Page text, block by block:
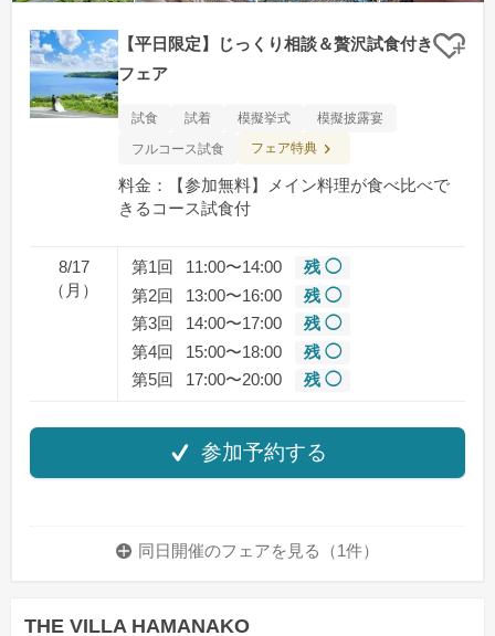
【平日限定】じっくり相談＆贅沢試食付き
フェア
クリ
試食 試着 模擬挙式
模擬披露宴
フルコース試食
フェア特典
料金：【参加無料】メイン料理が食べ比べで
きるコース試食付
8/17
（月）
第1回 11:00〜14:00
残 ◯
第2回
13:00〜16:00
残 ◯
第3回
14:00〜17:00
残 ◯
第4回
15:00〜18:00
残 ◯
第5回
17:00〜20:00 残 ◯
参加予約する
同日開催のフェアを 見る（1件）
THE VILLA HAMANAKO